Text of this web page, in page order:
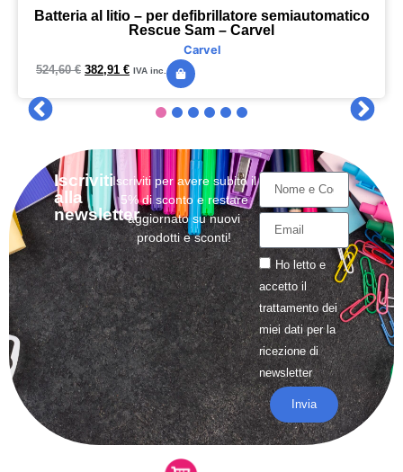
Batteria al litio – per defibrillatore semiautomatico
Rescue Sam – Carvel
Carvel
524,60€ 382,91 € IVA inc.
Iscriviti
alla
newsletter
Iscriviti per avere subito il
5% di sconto e restare
aggiornato su nuovi
prodotti e sconti!
Ho letto e
accetto il
trattamentodei
miei dati per la
ricezione di
newsletter
Invia